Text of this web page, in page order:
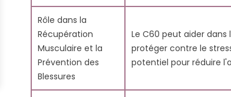
Rôle dans la
Récupération
Musculaire et la
Prévention des
Blessures
Le C60 peut aider
protéger contre le
potentiel pour réduire